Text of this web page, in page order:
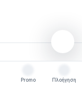
Promo
Πλοήγηση